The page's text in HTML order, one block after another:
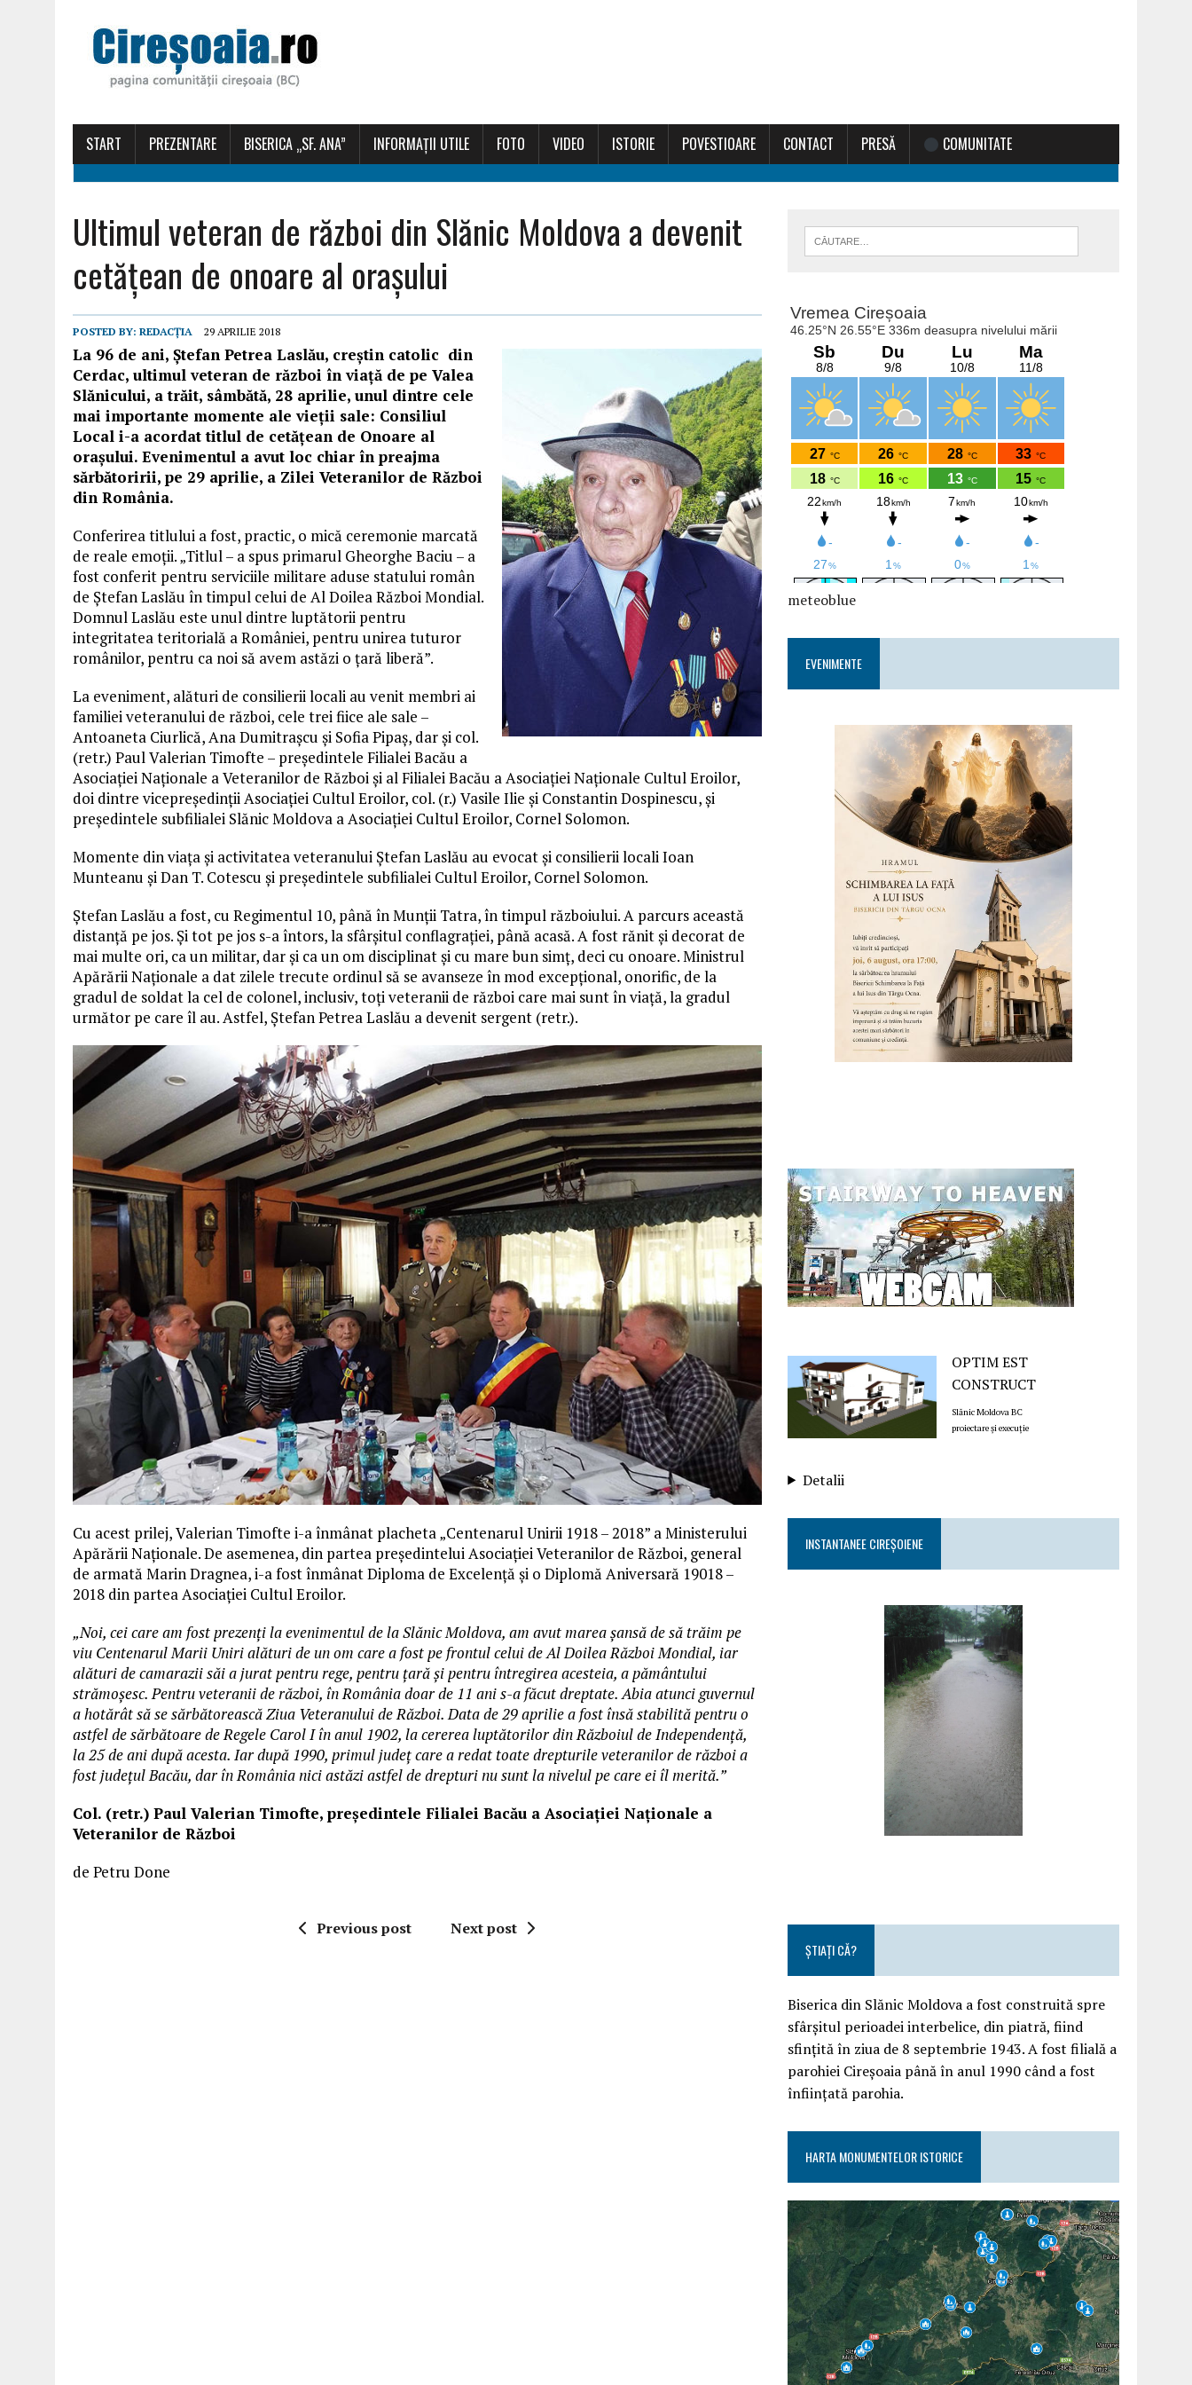
START PREZENTARE BISERICA „SF. ANA” INFORMAȚII UTILE FOTO VIDEO ISTORIE POVESTIOARE CONTACT PRESĂ COMUNITATE
Ultimul veteran de război din Slănic Moldova a devenit
cetățean de onoare al orașului
POSTED BY: REDACȚIA 29 APRILIE 2018
La 96 de ani, Ștefan Petrea Laslău, creștin catolic din
Cerdac, ultimul veteran de război în viață de pe Valea
Slănicului, a trăit, sâmbătă, 28 aprilie, unul dintre cele
mai importante momente ale vieții sale: Consiliul
Local i-a acordat titlul de cetățean de Onoare al
orașului. Evenimentul a avut loc chiar în preajma
sărbătoririi, pe 29 aprilie, a Zilei Veteranilor de Război
din România.
Conferirea titlului a fost, practic, o mică ceremonie marcată
de reale emoții. „Titlul – a spus primarul Gheorghe Baciu – a
fost conferit pentru serviciile militare aduse statului român
de Ștefan Laslău în timpul celui de Al Doilea Război Mondial.
Domnul Laslău este unul dintre luptătorii pentru
integritatea teritorială a României, pentru unirea tuturor
românilor, pentru ca noi să avem astăzi o țară liberă”.
La eveniment, alături de consilierii locali au venit membri ai
familiei veteranului de război, cele trei fiice ale sale –
Antoaneta Ciurlică, Ana Dumitrașcu și Sofia Pipaș, dar și col.
(retr.) Paul Valerian Timofte – președintele Filialei Bacău a
Asociației Naționale a Veteranilor de Război și al Filialei Bacău a Asociației Naționale Cultul Eroilor,
doi dintre vicepreședinții Asociației Cultul Eroilor, col. (r.) Vasile Ilie și Constantin Dospinescu, și
președintele subfilialei Slănic Moldova a Asociației Cultul Eroilor, Cornel Solomon.
Momente din viața și activitatea veteranului Ștefan Laslău au evocat și consilierii locali Ioan
Munteanu și Dan T. Cotescu și președintele subfilialei Cultul Eroilor, Cornel Solomon.
Ștefan Laslău a fost, cu Regimentul 10, până în Munții Tatra, în timpul războiului. A parcurs această
distanță pe jos. Și tot pe jos s-a întors, la sfârșitul conflagrației, până acasă. A fost rănit și decorat de
mai multe ori, ca un militar, dar și ca un om disciplinat și cu mare bun simț, deci cu onoare. Ministrul
Apărării Naționale a dat zilele trecute ordinul să se avanseze în mod excepțional, onorific, de la
gradul de soldat la cel de colonel, inclusiv, toți veteranii de război care mai sunt în viață, la gradul
următor pe care îl au. Astfel, Ștefan Petrea Laslău a devenit sergent (retr.).
Cu acest prilej, Valerian Timofte i-a înmânat placheta „Centenarul Unirii 1918 – 2018” a Ministerului
Apărării Naționale. De asemenea, din partea președintelui Asociației Veteranilor de Război, general
de armată Marin Dragnea, i-a fost înmânat Diploma de Excelență și o Diplomă Aniversară 19018 –
2018 din partea Asociației Cultul Eroilor.
„Noi, cei care am fost prezenți la evenimentul de la Slănic Moldova, am avut marea șansă de să trăim pe
viu Centenarul Marii Uniri alături de un om care a fost pe frontul celui de Al Doilea Război Mondial, iar
alături de camarazii săi a jurat pentru rege, pentru țară și pentru întregirea acesteia, a pământului
strămoșesc. Pentru veteranii de război, în România doar de 11 ani s-a făcut dreptate. Abia atunci guvernul
a hotărât să se sărbătorească Ziua Veteranului de Război. Data de 29 aprilie a fost însă stabilită pentru o
astfel de sărbătoare de Regele Carol I în anul 1902, la cererea luptătorilor din Războiul de Independență,
la 25 de ani după acesta. Iar după 1990, primul județ care a redat toate drepturile veteranilor de război a
fost județul Bacău, dar în România nici astăzi astfel de drepturi nu sunt la nivelul pe care ei îl merită.”
Col. (retr.) Paul Valerian Timofte, președintele Filialei Bacău a Asociației Naționale a
Veteranilor de Război
de Petru Done
Previous post Next post
meteoblue
EVENIMENTE
OPTIM EST
CONSTRUCT
Slănic Moldova BC
proiectare și execuție
Detalii
INSTANTANEE CIREȘOIENE
ȘTIAȚI CĂ?
Biserica din Slănic Moldova a fost construită spre
sfârşitul perioadei interbelice, din piatră, fiind
sfinţită în ziua de 8 septembrie 1943. A fost filială a
parohiei Cireşoaia până în anul 1990 când a fost
înfiinţată parohia.
HARTA MONUMENTELOR ISTORICE